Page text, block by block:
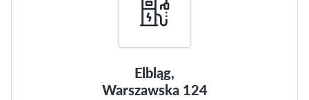
Elbląg,
Warszawska 124